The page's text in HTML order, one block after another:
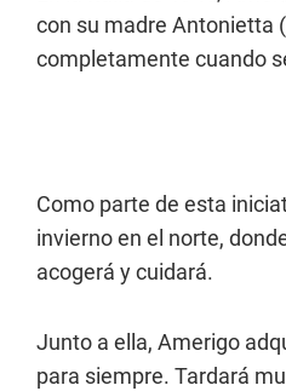
con su madre Antonietta (
completamente cuando
Como parte de esta
invierno en el norte,
acogerá y cuidará.
Junto a ella, Amerigo
para siempre. Tardará